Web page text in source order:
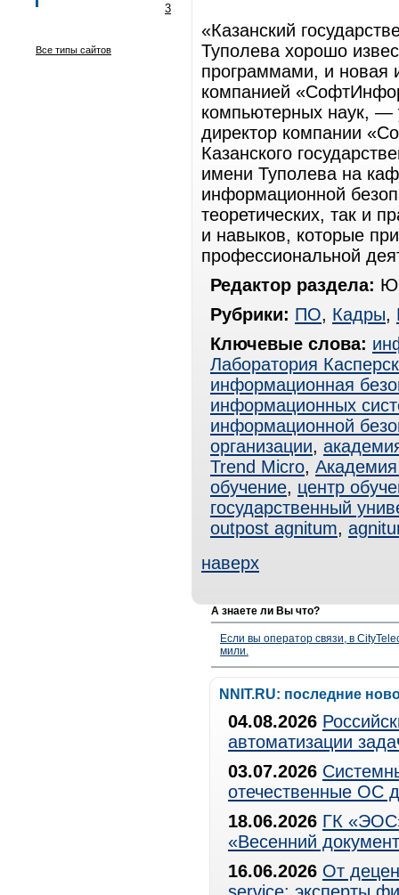
3
Все типы сайтов
«Казанский
Туполева хорошо
программами, и новая
компанией
компьютерных наук, —
директор компании
Казанского
имени Туполева на
информационной
теоретических, так и
и навыков, которые
профессиональной
Редактор раздела:
Рубрики: ПО, Кадры,
Ключевые слова:
Лаборатория
информационная
информационных
информационной
организации,
Trend Micro,
обучение, центр
государственный
outpost agnitum,
наверх
А знаете ли Вы что?
Если вы оператор связи, в
мили.
NNIT.RU: последние
04.08.2026
автоматизации
03.07.2026
отечественные ОС
18.06.2026 ГК
«Весенний
16.06.2026 От